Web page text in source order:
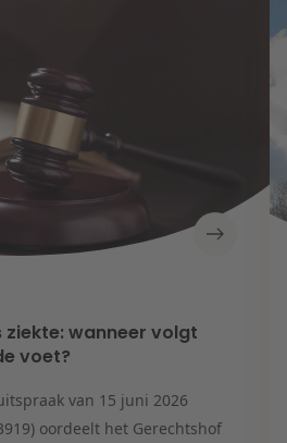
ziekte: wanneer volgt
voet?
van 15 juni 2026
oordeelt het Gerechtshof